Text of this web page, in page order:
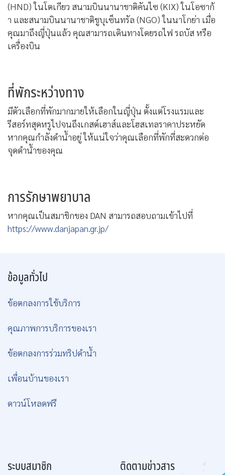
(HND) ในโตเกียว สนามบินนานาชาติคันไซ (KIX) ในโอซาก้
า และสนามบินนานาชาติชูบุเซ็นทรัล (NGO) ในนาโกย่า เมื่อ
คุณมาถึงญี่ปุ่นแล้ว คุณสามารถเดินทางโดยรถไฟ รถบัส หรือ
เครื่องบิน
ที่พักระหว่างทาง
มีตัวเลือกที่พักมากมายให้เลือกในญี่ปุ่น ตั้งแต่โรงแรมและ
รีสอร์ทสุดหรูไปจนถึงเกสต์เฮาส์และโฮสเทลราคาประหยัด
หากคุณกำลังดำน้ำอยู่ ให้แน่ใจว่าคุณเลือกที่พักที่สะดวกต่อ
จุดดำน้ำของคุณ
การรักษาพยาบาล
หากคุณเป็นสมาชิกของ DAN สามารถสอบถามเข้าไปที่
https://www.danjapan.gr.jp/
ข้อมูลทั่วไป
ข้อตกลงการใช้บริการ
คุณภาพการบริการของเรา
ข้อตกลงการร่วมทริปดำน้ำ
เพื่อนบ้านของเรา
ดาวน์โหลดฟรี
ระบบสมาชิก ติดตามข่าวสาร